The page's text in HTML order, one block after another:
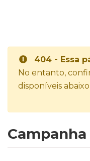
404 - Essa
No entanto,
disponíveis